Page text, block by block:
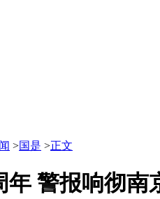
>国是 >正文
年 警报响彻南